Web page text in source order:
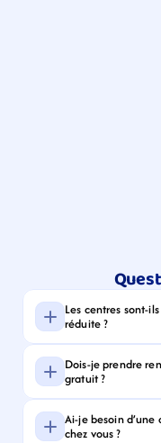
Les centres sont-
réduite ?
Dois-je prendre
gratuit ?
Ai-je besoin
chez vous ?